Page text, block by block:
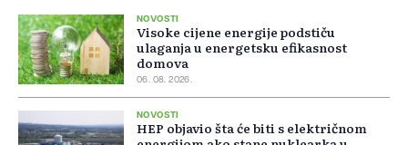
NOVOSTI
Visoke cijene energije podstiču
ulaganja u energetsku efikasnost
domova
06. 08. 2026.
NOVOSTI
HEP objavio šta će biti s električnom